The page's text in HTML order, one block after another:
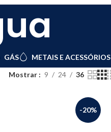
GÁS METAIS E ACESSÓRIOS
Mostrar 9 24 36
-20%